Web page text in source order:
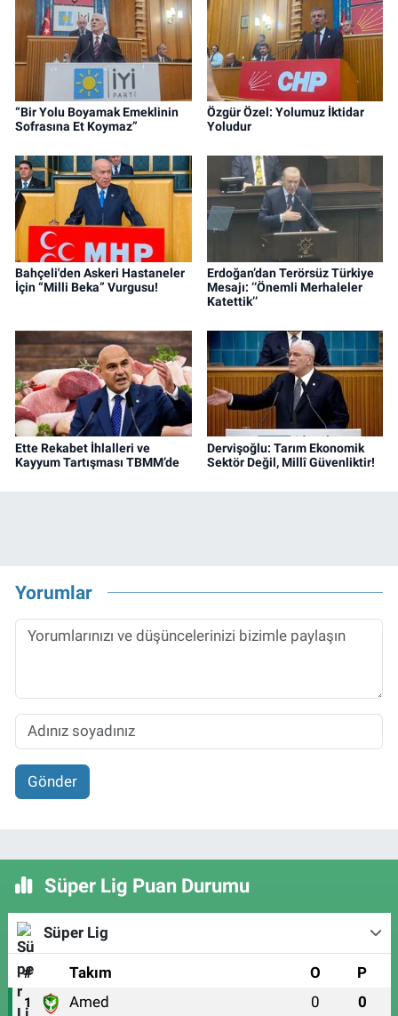
“Bir Yolu Boyamak Emeklinin
Sofrasına Et Koymaz”
Özgür Özel: Yolumuz İktidar
Yoludur
Bahçeli'den Askeri Hastaneler
İçin “Milli Beka” Vurgusu!
Erdoğan’dan Terörsüz Türkiye
Mesajı: ‘‘Önemli Merhaleler
Katettik’’
Ette Rekabet İhlalleri ve
Kayyum Tartışması TBMM’de
Dervişoğlu: Tarım Ekonomik
Sektör Değil, Millî Güvenliktir!
Yorumlar
Gönder
Süper Lig Puan Durumu
Süper Lig
# Takım O P
1 Amed 0 0